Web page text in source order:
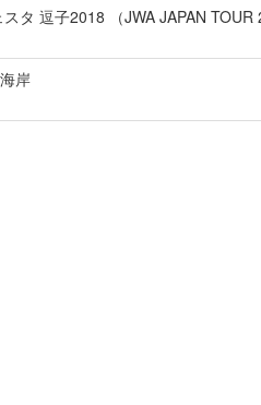
タ 逗子2018 （JWA JAPAN
岸